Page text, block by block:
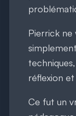
Pierrick ne
réflexion et
Ce fut un